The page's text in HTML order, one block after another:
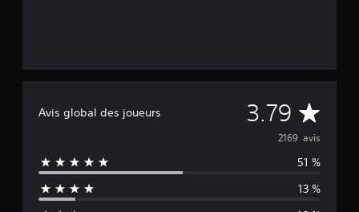
Avis global des joueurs 3.79 M
o
y
e
2169 avis
51 %
13 %